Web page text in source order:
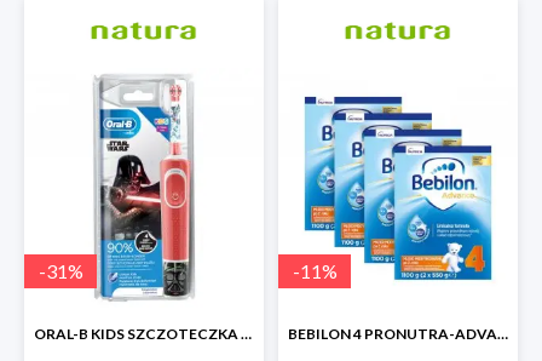
-31%
ORAL-B KIDS SZCZOTECZKA ELEKTRYCZNA GWIEZDNE WOJNY
-11%
BEBILON 4 PRONUTRA-ADVANCE MLEKO MODYFIKOWANE